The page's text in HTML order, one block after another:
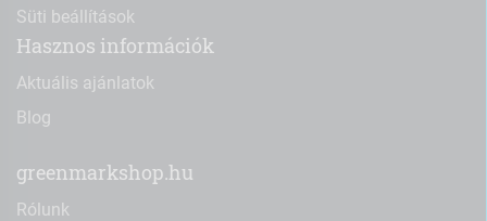
Süti beállítások
Hasznos információk
Aktuális ajánlatok
Blog
greenmarkshop.hu
Rólunk